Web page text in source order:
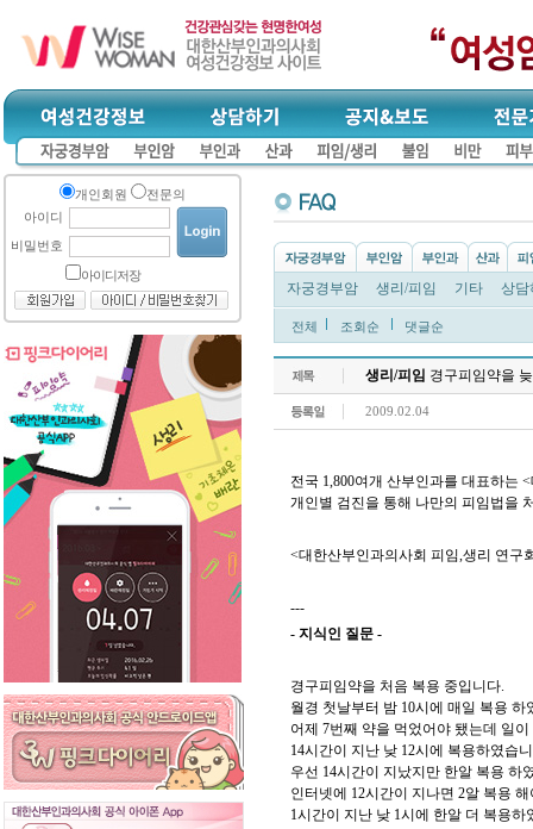
개인회원
전문의
아이디
비밀번호
아이디저장
자궁경부암 생리/피임 기타 상담
전체 조회순 댓글순
생리/피임 경구피임약을
2009.02.04
전국 1,800여개 산부인과를 대표하는
개인별 검진을 통해 나만의 피임법을
<대한산부인과의사회 피임,생리 연구
---
- 지식인 질문 -
경구피임약을 처음 복용 중입니다.
월경 첫날부터 밤 10시에 매일 복용 하
어제 7번째 약을 먹었어야 됐는데 일이
14시간이 지난 낮 12시에 복용하였습
우선 14시간이 지났지만 한알 복용 하
인터넷에 12시간이 지나면 2알 복용
1시간이 지난 낮 1시에 한알 더 복용하